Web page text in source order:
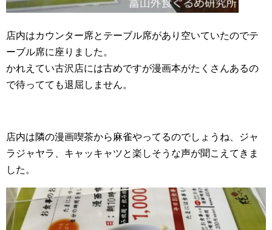
店内はカウンター席とテーブル席があり空いていたのでテ
ーブル席に座りました。
かれえてい古沢店には古めですが漫画本がたくさんあるの
で待ってても退屈しません。
店内は隣の漫画喫茶から麻雀やってるのでしょうね、ジャ
ラジャヤラ、キャッキャツと楽しそうな声が聞こえてきま
した。